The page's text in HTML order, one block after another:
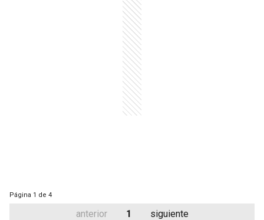
Página 1 de 4
anterior 1 siguiente